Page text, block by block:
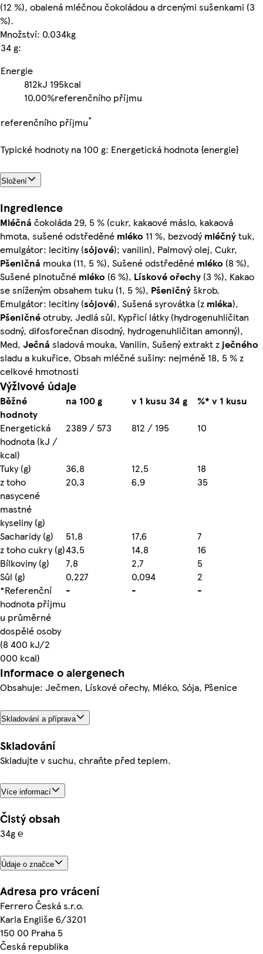
(12 %), obalená mléčnou čokoládou a drcenými sušenkami (3
%).
Množství: 0.034kg
34 g:
Energie
812kJ 195kcal
10.00%referenčního příjmu
referenčního příjmu*
Typické hodnoty na 100 g: Energetická hodnota {energie}
Složení
Ingredience
Mléčná čokoláda 29, 5 % (cukr, kakaové máslo, kakaová
hmota, sušené odstředěné mléko 11 %, bezvodýmléčnýtuk,
emulgátor: lecitiny (sójové); vanilin), Palmový olej, Cukr,
Pšeničná mouka (11, 5 %), Sušené odstředěné mléko (8 %),
Sušené plnotučné mléko (6 %), Lískové ořechy (3 %), Kakao
se sníženým obsahem tuku (1, 5 %), Pšeničnýškrob,
Emulgátor: lecitiny (sójové), Sušená syrovátka (z mléka),
Pšeničnéotruby, Jedlá sůl, Kypřicí látky (hydrogenuhličitan
sodný, difosforečnan disodný, hydrogenuhličitan amonný),
Med, Ječná sladová mouka, Vanilin, Sušený extrakt z ječného
sladu a kukuřice, Obsah mléčné sušiny: nejméně 18, 5 % z
celkové hmotnosti
Výživové údaje
Běžné
hodnoty
na 100 g v 1 kusu 34 g
%* v 1 kusu
Energetická
hodnota (kJ /
kcal)
2389 / 573 812 / 195 10
Tuky (g) 36,8 12,5
18
z toho
nasycené
mastné
kyseliny (g)
20,3 6,9 35
Sacharidy (g) 51,8 17,6
7
z toho cukry (g)43,5 14,8
16
Bílkoviny (g)
7,8 2,7
5
Sůl (g)
0,227 0,094
2
*Referenční
hodnota příjmu
u průměrné
dospělé osoby
(8 400 kJ/2
000 kcal)
- - -
Informace o alergenech
Obsahuje: Ječmen, Lískové ořechy, Mléko, Sója, Pšenice
Skladování a příprava
Skladování
Skladujte v suchu, chraňte před teplem.
Více informací
Čistý obsah
34g ℮
Údaje o značce
Adresa pro vrácení
Ferrero Česká s.r.o.
Karla Engliše 6/3201
150 00 Praha 5
Česká republika